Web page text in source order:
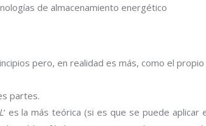
de almacenamiento energético
pero, en realidad es más, como el
partes.
‘ es la más teórica (si es que se puede